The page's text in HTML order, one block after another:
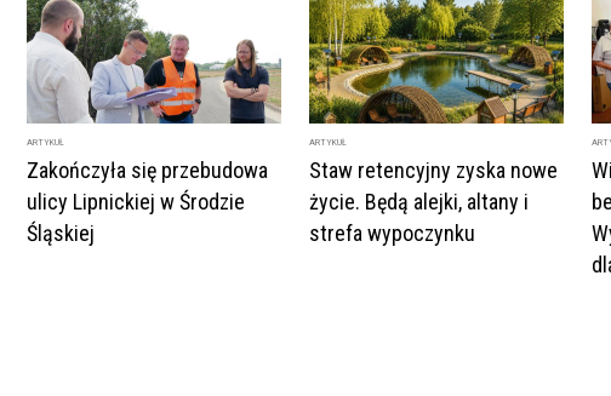
ARTYKUŁ
Zakończyła się przebudowa
ulicy Lipnickiej w Środzie
Śląskiej
ARTYKUŁ
Staw retencyjny zyska nowe
życie. Będą alejki, altany i
strefa wypoczynku